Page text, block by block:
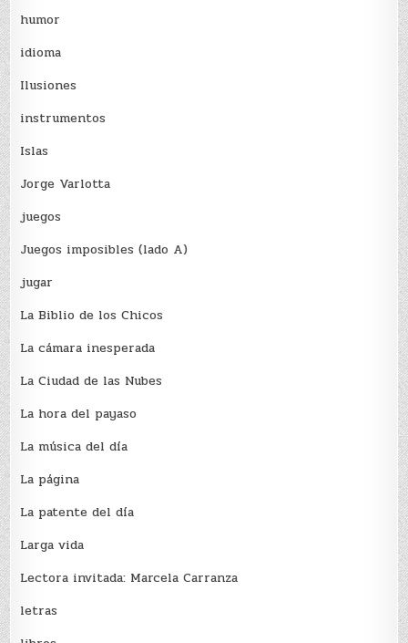
humor
idioma
Ilusiones
instrumentos
Islas
Jorge Varlotta
juegos
Juegos imposibles (lado A)
jugar
La Biblio de los Chicos
La cámara inesperada
La Ciudad de las Nubes
La hora del payaso
La música del día
La página
La patente del día
Larga vida
Lectora invitada: Marcela Carranza
letras